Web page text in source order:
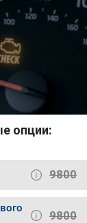
опции:
9800
9800